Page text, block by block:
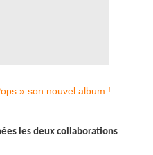
les deux collaborations